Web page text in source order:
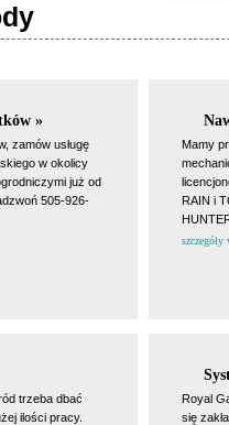
»
zamów usługę
w okolicy
już od
505-926-
Mamy
RAIN i
trzeba dbać
ilości pracy.
Royal
się